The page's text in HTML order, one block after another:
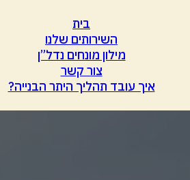
בית
השירותים שלנו
מילון מונחים נדל”ן
צור קשר
איך עובד תהליך היתר הבנייה?